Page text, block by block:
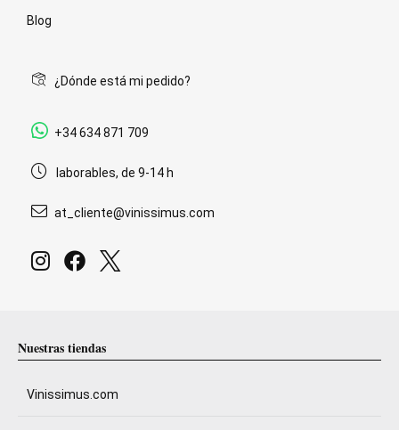
Blog
¿Dónde está mi pedido?
+34 634 871 709
laborables, de 9-14 h
at_cliente@vinissimus.com
Nuestras tiendas
Vinissimus.com